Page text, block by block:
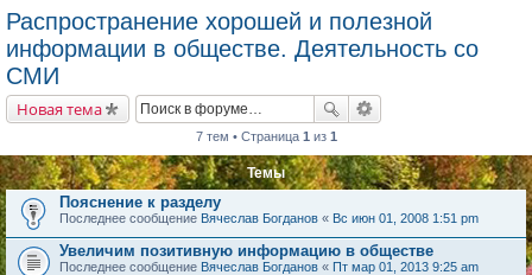
Распространение хорошей и полезной
информации в обществе. Деятельность со
СМИ
Новая тема
7 тем • Страница 1 из 1
Темы
Пояснение к разделу
Последнее сообщение Вячеслав Богданов « Вс июн 01, 2008 1:51 pm
Увеличим позитивную информацию в обществе
Последнее сообщение Вячеслав Богданов « Пт мар 01, 2013 9:25 am